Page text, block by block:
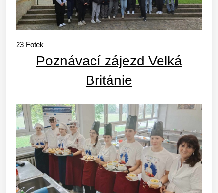
23 Fotek
Poznávací zájezd Velká
Británie